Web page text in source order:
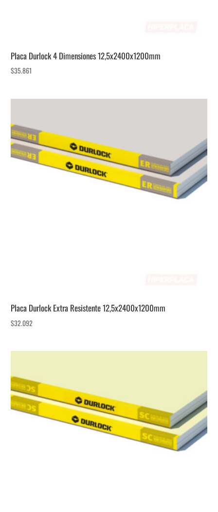
Placa Durlock 4 Dimensiones 12,5x2400x1200mm
$35.861
Placa Durlock Extra Resistente 12,5x2400x1200mm
$32.092